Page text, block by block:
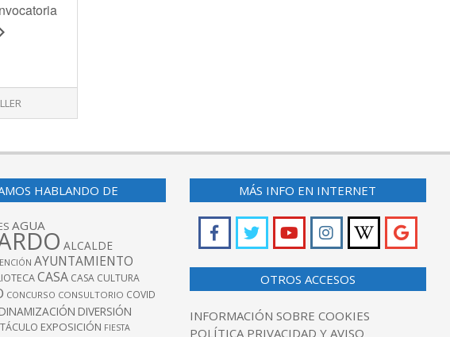
HABLANDO DE
AGUA
ALCALDE
AYUNTAMIENTO
CASA CASA CULTURA
CONCURSO CONSULTORIO COVID
DINAMIZACIÓN DIVERSIÓN
EXPOSICIÓN FIESTA
MÁS INFO EN INTERNET
OTROS ACCESOS
INFORMACIÓN SOBRE COOKIES
POLÍTICA PRIVACIDAD Y AVISO